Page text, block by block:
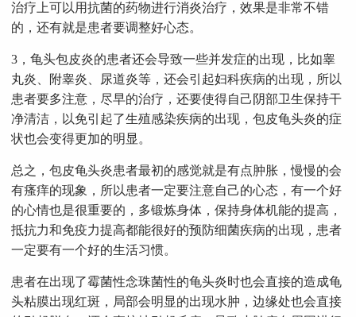
治疗上可以用抗菌的药物进行消炎治疗，效果是非常不错
的，还有就是患者要调整好心态。
3，龟头包皮炎的患者还会导致一些并发症的出现，比如睾
丸炎、附睾炎、尿道炎等，还会引起妇科疾病的出现，所以
患者要多注意，尽早的治疗，还要使得自己阴部卫生保持干
净清洁，以免引起了生殖感染疾病的出现，包皮龟头炎的症
状也会变得更加的明显。
总之，包皮龟头炎患者最初的感觉就是有点肿胀，慢慢的会
有瘙痒的现象，所以患者一定要注意自己的心态，有一个好
的心情也是很重要的，多锻炼身体，保持身体机能的提高，
抵抗力和免疫力提高都能很好的预防细菌疾病的出现，患者
一定要有一个好的生活习惯。
患者在出现了霉菌性念珠菌性的龟头炎时也会直接的造成龟
头粘膜出现红斑，局部会明显的出现水肿，边缘处也会直接